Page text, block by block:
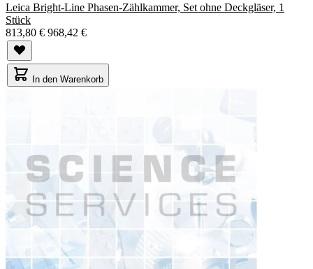
Leica Bright-Line Phasen-Zählkammer, Set ohne Deckgläser, 1
Stück
813,80 € 968,42 €
In den Warenkorb